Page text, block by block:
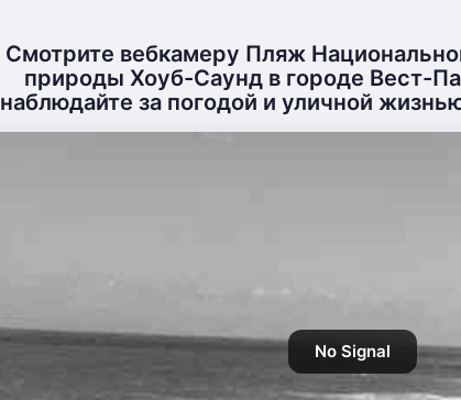
Смотрите вебкамеру Пляж
природы Хоуб-Саунд в городе Вест-
наблюдайте за погодой и уличной
No Signal